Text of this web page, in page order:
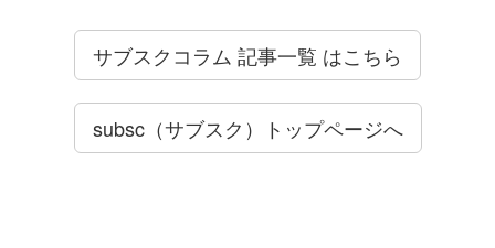
サブスクコラム 記事一覧 はこちら
subsc（サブスク）トップページへ